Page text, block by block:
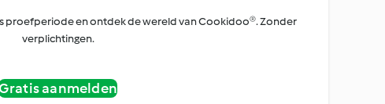
proefperiode en ontdek de wereld van Cookidoo®. Zonder
verplichtingen.
aanmelden